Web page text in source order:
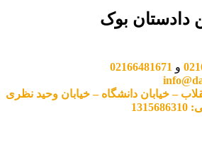
دادستان بوک
و 02166481671
– خیابان دانشگاه – خیابان وحید نظری